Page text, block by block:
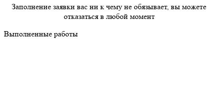
Заполнение заявки вас ни к чему не обязывает, вы можете
отказаться в любой момент
Выполненные работы